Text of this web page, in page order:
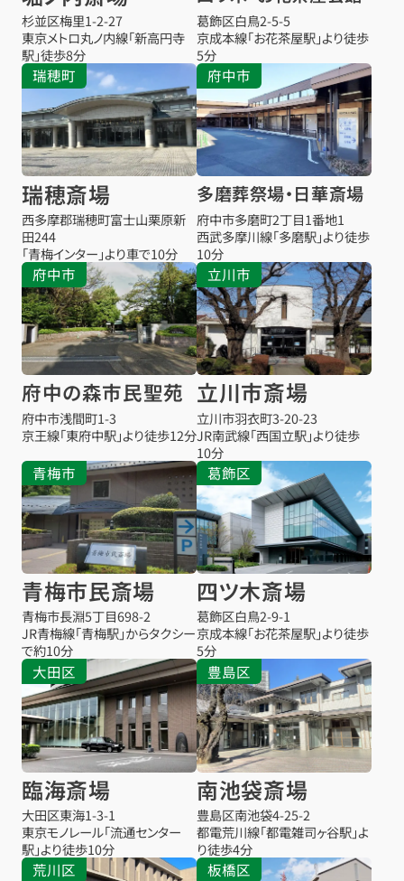
杉並区梅里1-2-27
東京メトロ丸ノ内線「新高円寺
駅」徒歩8分
葛飾区白鳥2-5-5
京成本線「お花茶屋駅」より徒歩
5分
瑞穂町
瑞穂斎場
西多摩郡瑞穂町富士山栗原新
田244
「青梅インター」より車で10分
府中市
多磨葬祭場・日華斎場
府中市多磨町2丁目1番地1
西武多摩川線「多磨駅」より徒歩
10分
府中市
府中の森市民聖苑
府中市浅間町1-3
京王線「東府中駅」より徒歩12分
立川市
立川市斎場
立川市羽衣町3-20-23
JR南武線「西国立駅」より徒歩
10分
青梅市
青梅市民斎場
青梅市長淵5丁目698-2
JR青梅線「青梅駅」からタクシー
で約10分
葛飾区
四ツ木斎場
葛飾区白鳥2-9-1
京成本線「お花茶屋駅」より徒歩
5分
大田区
臨海斎場
大田区東海1-3-1
東京モノレール「流通センター
駅」より徒歩10分
豊島区
南池袋斎場
豊島区南池袋4-25-2
都電荒川線「都電雑司ヶ谷駅」よ
り徒歩4分
荒川区 板橋区